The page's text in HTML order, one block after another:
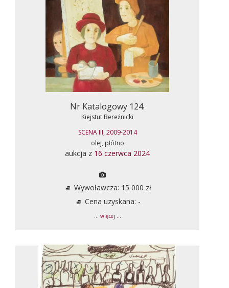
Nr Katalogowy 124.
Kiejstut Bereźnicki
SCENA III, 2009-2014
olej, płótno
aukcja z 16 czerwca 2024
Wywoławcza: 15 000 zł
Cena uzyskana: -
... więcej ...